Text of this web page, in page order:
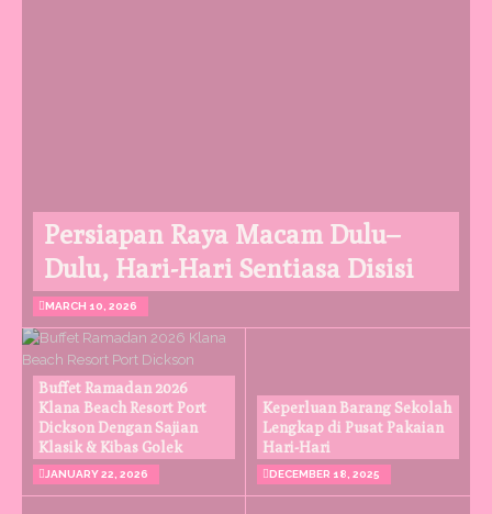
Persiapan Raya Macam Dulu–
Dulu, Hari-Hari Sentiasa Disisi
MARCH 10, 2026
Buffet Ramadan 2026
Klana Beach Resort Port
Dickson Dengan Sajian
Klasik & Kibas Golek
JANUARY 22, 2026
Keperluan Barang Sekolah
Lengkap di Pusat Pakaian
Hari-Hari
DECEMBER 18, 2025